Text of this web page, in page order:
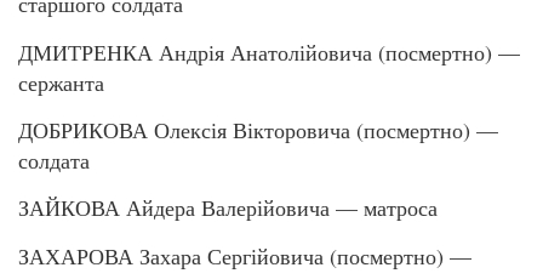
ДМИТРЕНКА Андрія Анатолійовича (посмертно) —
сержанта
ДОБРИКОВА Олексія Вікторовича (посмертно) —
солдата
ЗАЙКОВА Айдера Валерійовича — матроса
ЗАХАРОВА Захара Сергійовича (посмертно) —